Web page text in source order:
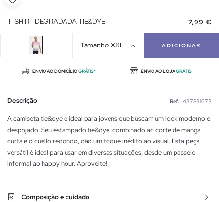
T-SHIRT DEGRADADA TIE&DYE 7,99 €
Tamanho XXL ADICIONAR
ENVIO AO DOMICÍLIOGRÁTIS* ENVIO AO LOJAGRÁTIS
Descrição Ref. : 437831673
A camiseta tie&dye é ideal para jovens que buscam um look moderno e
despojado. Seu estampado tie&dye, combinado ao corte de manga
curta e o cuello redondo, dão um toque inédito ao visual. Esta peça
versátil é ideal para usar em diversas situações, desde um passeio
informal ao happy hour. Aproveite!
Composição e cuidado